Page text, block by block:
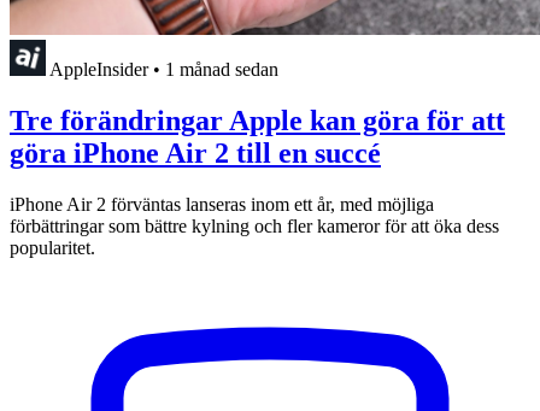
AppleInsider • 1 månad sedan
Tre förändringar Apple kan göra för att
göra iPhone Air 2 till en succé
iPhone Air 2 förväntas lanseras inom ett år, med möjliga
förbättringar som bättre kylning och fler kameror för att öka dess
popularitet.